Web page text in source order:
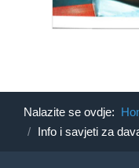
Nalazite se ovdje:
Info i savjeti za